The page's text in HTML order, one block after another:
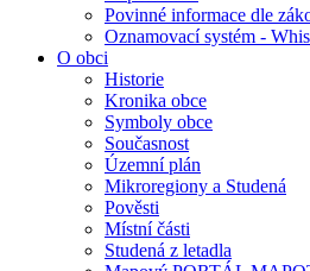
Povinné informace dle
Oznamovací systém -
O obci
Historie
Kronika obce
Symboly obce
Současnost
Územní plán
Mikroregiony a Studená
Pověsti
Místní části
Studená z letadla